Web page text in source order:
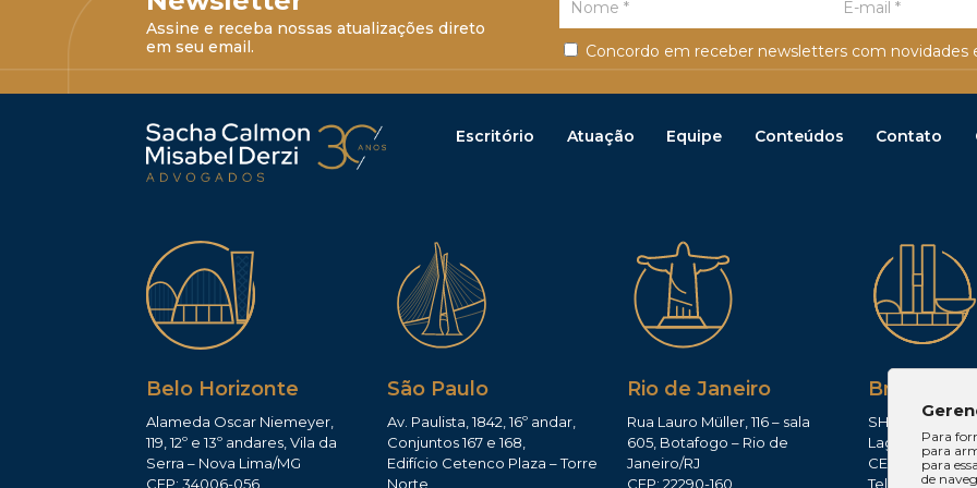
Assine e receba nossas atualizações direto
em seu email.
Concordo em receber newsletters com novidades
Escritório Atuação Equipe Conteúdos Contato
Belo Horizonte
Alameda Oscar Niemeyer,
119, 12º e 13º andares, Vila da
Serra – Nova Lima/MG
CEP: 34006-056
São Paulo
Av. Paulista, 1842, 16º andar,
Conjuntos 167 e 168,
Edifício Cetenco Plaza – Torre
Norte
Rio de Janeiro
Rua Lauro Müller, 116 – sala
605, Botafogo – Rio de
Janeiro/RJ
CEP: 22290-160
Brasília
SHIS QI 11,
Lago Sul –
CEP: 71625-300
Tel: (61)3224-
Para
para
para
de